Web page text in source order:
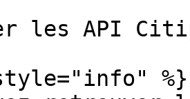
les API
%}